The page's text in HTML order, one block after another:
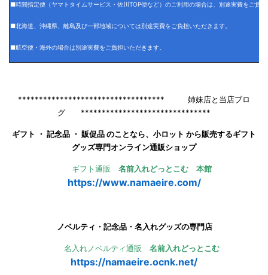
■時間指定便（ヤマトタイムサービス・佐川TOP便など）のご利用の場合は、別途実費をご負
■北海道、沖縄県、離島及び一部地域については別途実費をご負担いただきます。
■航空便・海外の場合は別途実費をご負担いただきます。
*********************************** 姉妹店と当店ブロ
グ *******************************
ギフト ・ 記念品 ・ 販促品 のことなら、小ロット から販売するギフト
グッズ専門オンライン通販ショップ
ギフト通販 名前入れどっとこむ 本館
https://www.namaeire.com/
ノベルティ・記念品・名入れグッズの専門店
名入れノベルティ通販 名前入れどっとこむ
https://namaeire.ocnk.net/